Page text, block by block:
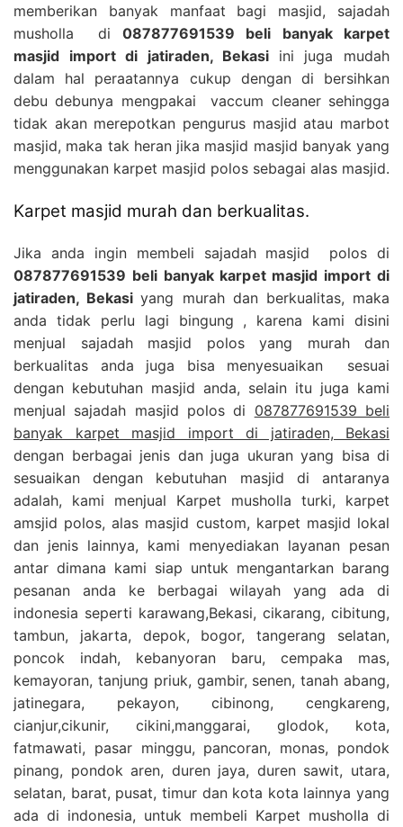
memberikan banyak manfaat bagi masjid, sajadah
musholla di 087877691539 beli banyak karpet
masjid import di jatiraden, Bekasi ini juga mudah
dalam hal peraatannya cukup dengan di bersihkan
debu debunya mengpakai vaccum cleaner sehingga
tidak akan merepotkan pengurus masjid atau marbot
masjid, maka tak heran jika masjid masjid banyak yang
menggunakan karpet masjid polos sebagai alas masjid.
Karpet masjid murah dan berkualitas.
Jika anda ingin membeli sajadah masjid polos di
087877691539 beli banyak karpet masjid import di
jatiraden, Bekasiyang murah dan berkualitas, maka
anda tidak perlu lagi bingung , karena kami disini
menjual sajadah masjid polos yang murah dan
berkualitas anda juga bisa menyesuaikan sesuai
dengan kebutuhan masjid anda, selain itu juga kami
menjual sajadah masjid polos di 087877691539 beli
banyak karpet masjid import di jatiraden, Bekasi
dengan berbagai jenis dan juga ukuran yang bisa di
sesuaikan dengan kebutuhan masjid di antaranya
adalah, kami menjual Karpet musholla turki, karpet
amsjid polos, alas masjid custom, karpet masjid lokal
dan jenis lainnya, kami menyediakan layanan pesan
antar dimana kami siap untuk mengantarkan barang
pesanan anda ke berbagai wilayah yang ada di
indonesia seperti karawang,Bekasi, cikarang, cibitung,
tambun, jakarta, depok, bogor, tangerang selatan,
poncok indah, kebanyoran baru, cempaka mas,
kemayoran, tanjung priuk, gambir, senen, tanah abang,
jatinegara, pekayon, cibinong, cengkareng,
cianjur,cikunir, cikini,manggarai, glodok, kota,
fatmawati, pasar minggu, pancoran, monas, pondok
pinang, pondok aren, duren jaya, duren sawit, utara,
selatan, barat, pusat, timur dan kota kota lainnya yang
ada di indonesia, untuk membeli Karpet musholla di